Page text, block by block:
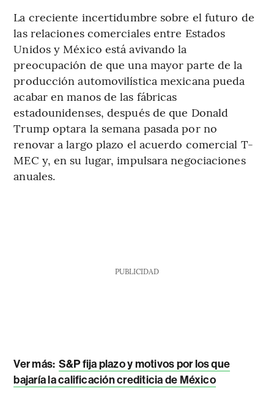
La creciente incertidumbre sobre el futuro de
las relaciones comerciales entre Estados
Unidos y México está avivando la
preocupación de que una mayor parte de la
producción automovilística mexicana pueda
acabar en manos de las fábricas
estadounidenses, después de que Donald
Trump optara la semana pasada por no
renovar a largo plazo el acuerdo comercial T-
MEC y, en su lugar, impulsara negociaciones
anuales.
PUBLICIDAD
Ver más: S&P fija plazo y motivos por los que
bajaría la calificación crediticia de México